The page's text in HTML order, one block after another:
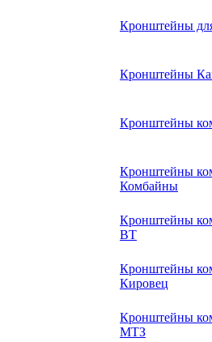
Кронштейны
Кронштейны
Кронштейны
Кронштейны
Комбайны
Кронштейны
ВТ
Кронштейны
Кировец
Кронштейны
МТЗ